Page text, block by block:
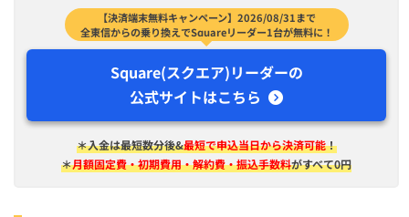
【決済端末無料キャンペーン】2026/08/31まで
全東信からの乗り換えでSquareリーダー1台が無料に！
Square(スクエア)リーダーの
公式サイトはこちら
＊入金は​最短​数分後&最短で申込当日から決済可能！
＊月額固定費・初期費用・解約費・振込手数料がすべて0円